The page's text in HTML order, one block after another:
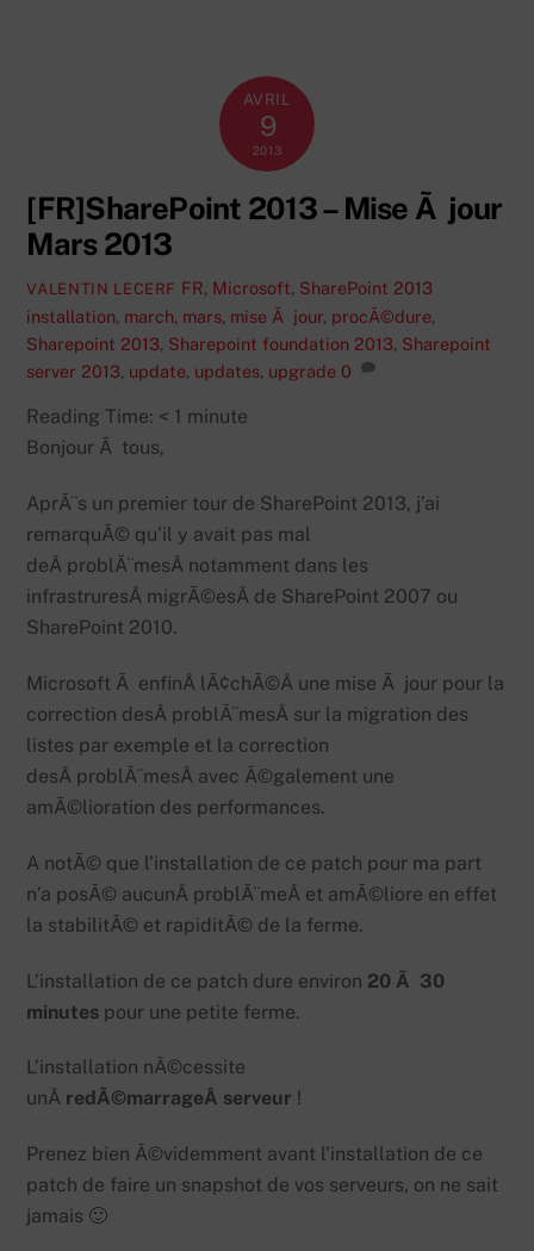
AVRIL
9
2013
[FR]SharePoint 2013 – Mise Ã jour
Mars 2013
VALENTIN LECERF FR, Microsoft, SharePoint 2013
installation, march, mars, mise Ã jour, procÃ©dure,
Sharepoint 2013, Sharepoint foundation 2013, Sharepoint
server 2013, update, updates, upgrade 0
Reading Time: < 1 minute
Bonjour Ã tous,
AprÃ¨s un premier tour de SharePoint 2013, j’ai
remarquÃ© qu’il y avait pas mal
deÂ problÃ¨mesÂ notamment dans les
infrastruresÂ migrÃ©esÂ de SharePoint 2007 ou
SharePoint 2010.
Microsoft Ã enfinÂ lÃ¢chÃ©Â une mise Ã jour pour la
correction desÂ problÃ¨mesÂ sur la migration des
listes par exemple et la correction
desÂ problÃ¨mesÂ avec Ã©galement une
amÃ©lioration des performances.
A notÃ© que l’installation de ce patch pour ma part
n’a posÃ© aucunÂ problÃ¨meÂ et amÃ©liore en effet
la stabilitÃ© et rapiditÃ© de la ferme.
L’installation de ce patch dure environ 20 Ã 30
minutes pour une petite ferme.
L’installation nÃ©cessite
unÂ redÃ©marrageÂ serveur !
Prenez bien Ã©videmment avant l’installation de ce
patch de faire un snapshot de vos serveurs, on ne sait
jamais 🙂